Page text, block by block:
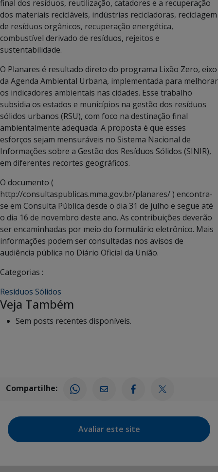
final dos resíduos, reutilização, catadores e a recuperação
dos materiais recicláveis, indústrias recicladoras, reciclagem
de resíduos orgânicos, recuperação energética,
combustível derivado de resíduos, rejeitos e
sustentabilidade.
O Planares é resultado direto do programa Lixão Zero, eixo
da Agenda Ambiental Urbana, implementada para melhorar
os indicadores ambientais nas cidades. Esse trabalho
subsidia os estados e municípios na gestão dos resíduos
sólidos urbanos (RSU), com foco na destinação final
ambientalmente adequada. A proposta é que esses
esforços sejam mensuráveis no Sistema Nacional de
Informações sobre a Gestão dos Resíduos Sólidos (SINIR),
em diferentes recortes geográficos.
O documento (
http://consultaspublicas.mma.gov.br/planares/ ) encontra-
se em Consulta Pública desde o dia 31 de julho e segue até
o dia 16 de novembro deste ano. As contribuições deverão
ser encaminhadas por meio do formulário eletrônico. Mais
informações podem ser consultadas nos avisos de
audiência pública no Diário Oficial da União.
Categorias :
Resíduos Sólidos
Veja Também
Sem posts recentes disponíveis.
Compartilhe:
Avaliar este site